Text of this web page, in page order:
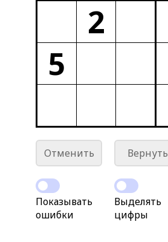
2
5
Отменить Вернуть
Показывать
ошибки
Выделять
цифры